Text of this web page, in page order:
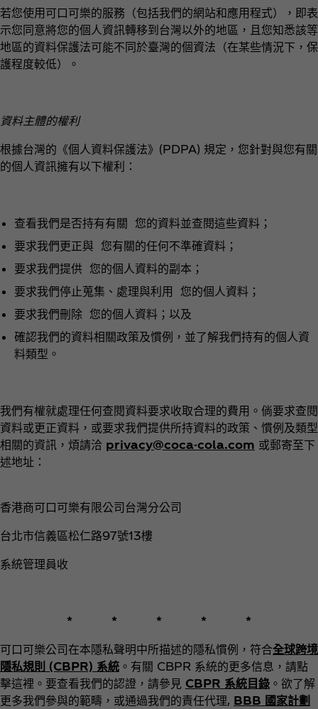
若您使用可口可樂的服務（包括我們的網站和應用程式），即表
示您同意將您的個人資訊轉移到台灣以外的地區，且您知悉該等
地區的資料保護法可能不同於臺灣的個資法（在某些情況下，保
護程度較低）。
資料主體的權利
根據台灣的《個人資料保護法》(PDPA) 規定，您針對與您有關
的個人資訊擁有以下權利：
查看我們是否持有有關 您的資料並查閱這些資料；
要求我們更正與 您有關的任何不準確資料；
要求我們提供 您的個人資料的副本；
要求我們停止蒐集、處理與利用 您的個人資料；
要求我們刪除 您的個人資料；以及
確認我們的資料相關政策及慣例，並了解我們持有的個人資
料類型。
我們有權就處理任何查閱資料要求收取合理的費用。倘要求查閱
資料或更正資料，或要求我們提供所持資料的政策、慣例及類型
相關的資訊，煩請洽 privacy@coca-cola.com 或郵寄至下
述地址：
香港商可口可樂有限公司台灣分公司
台北市信義區松仁路97號13樓
系統管理員收
* * * * *
可口可樂公司在本隱私聲明中所描述的隱私慣例，符合全球跨境
隱私規則 (CBPR) 系統 。有關 CBPR 系統的更多信息，請點
擊這裡。要查看我們的認證，請參見 CBPR 系統目錄 。欲了解
更多我們參與的範疇，或通過我們的責任代理, BBB 國家計劃